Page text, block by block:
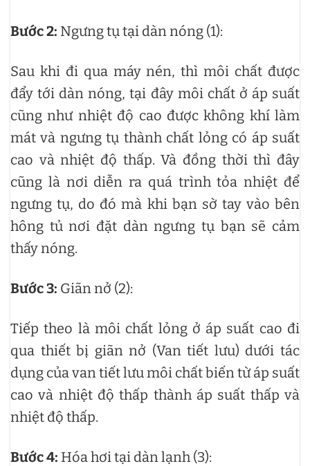
Bước 2: Ngưng tụ tại dàn nóng (1):
Sau khi đi qua máy nén, thì môi chất được
đẩy tới dàn nóng, tại đây môi chất ở áp suất
cũng như nhiệt độ cao được không khí làm
mát và ngưng tụ thành chất lỏng có áp suất
cao và nhiệt độ thấp. Và đồng thời thì đây
cũng là nơi diễn ra quá trình tỏa nhiệt để
ngưng tụ, do đó mà khi bạn sờ tay vào bên
hông tủ nơi đặt dàn ngưng tụ bạn sẽ cảm
thấy nóng.
Bước 3: Giãn nở (2):
Tiếp theo là môi chất lỏng ở áp suất cao đi
qua thiết bị giãn nở (Van tiết lưu) dưới tác
dụng của van tiết lưu môi chất biến từ áp suất
cao và nhiệt độ thấp thành áp suất thấp và
nhiệt độ thấp.
Bước 4: Hóa hơi tại dàn lạnh (3):